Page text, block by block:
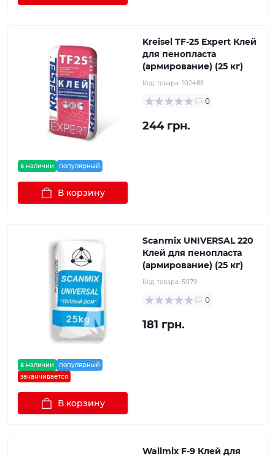
в наличии популярный
Kreisel TF-25 Expert Клей
для пенопласта
(армирование) (25 кг)
Код товара: 102485
0
244 грн.
В корзину
в наличии
популярный
заканчивается
Scanmix UNIVERSAL 220
Клей для пенопласта
(армирование) (25 кг)
Код товара: 5079
0
181 грн.
В корзину
Wallmix F-9 Клей для